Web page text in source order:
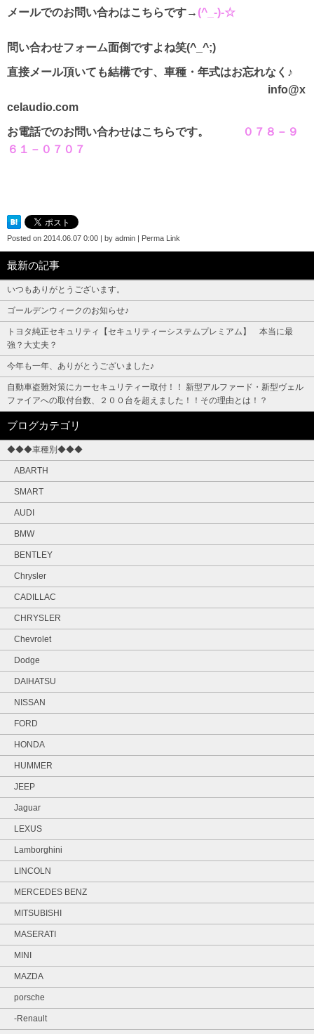
メールでのお問い合わはこちらです→(^_-)-☆
問い合わせフォーム面倒ですよね笑(^_^;)
直接メール頂いても結構です、車種・年式はお忘れなく♪
info@x
celaudio.com
お電話でのお問い合わせはこちらです。
０７８－９
６１－０７０７
Posted on 2014.06.07 0:00 | by admin | Perma Link
最新の記事
いつもありがとうございます。
ゴールデンウィークのお知らせ♪
トヨタ純正セキュリティ【セキュリティーシステムプレミアム】 本当に最
強？大丈夫？
今年も一年、ありがとうございました♪
自動車盗難対策にカーセキュリティー取付！！ 新型アルファード・新型ヴェル
ファイアへの取付台数、２００台を超えました！！その理由とは！？
ブログカテゴリ
◆◆◆車種別◆◆◆
ABARTH
SMART
AUDI
BMW
BENTLEY
Chrysler
CADILLAC
CHRYSLER
Chevrolet
Dodge
DAIHATSU
NISSAN
FORD
HONDA
HUMMER
JEEP
Jaguar
LEXUS
Lamborghini
LINCOLN
MERCEDES BENZ
MITSUBISHI
MASERATI
MINI
MAZDA
porsche
-Renault